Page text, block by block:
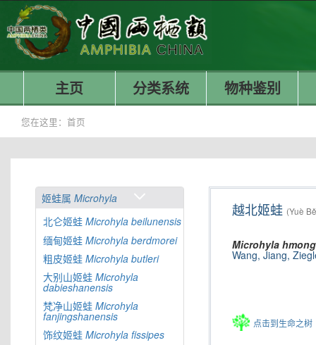
主页 分类系统 物种鉴别
您在这里： 首页
姬蛙属 Microhyla
北仑姬蛙 Microhyla beilunensis
缅甸姬蛙 Microhyla berdmorei
粗皮姬蛙 Microhyla butleri
大别山姬蛙 Microhyla
dabieshanensis
梵净山姬蛙 Microhyla
fanjingshanensis
饰纹姬蛙 Microhyla fissipes
越北姬蛙 (Yuè
Microhyla
Wang, Jiang,
点击到生命之树